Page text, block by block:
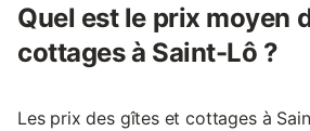
Quel est le prix moyen
cottages à Saint-Lô ?
Les prix des gîtes et cottages à